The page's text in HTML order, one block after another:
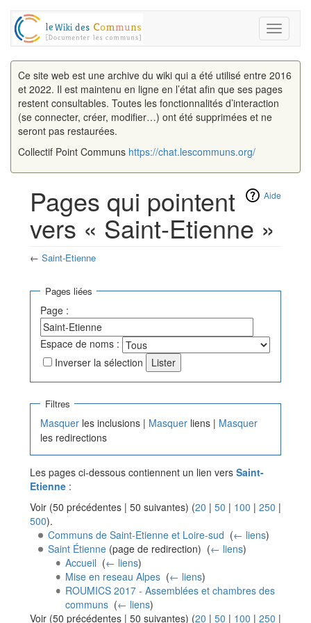
Toggle
Ce site web est une archive du wiki qui a été utilisé entre 2016
et 2022. Il est maintenu en ligne en l’état afin que ses pages
restent consultables. Toutes les fonctionnalités d’interaction
(se connecter, créer, modifier…) ont été supprimées et ne
seront pas restaurées.
Collectif Point Communs https://chat.lescommuns.org/
Aide
Pages qui pointent
vers « Saint-Etienne »
← Saint-Etienne
Pages liées
Page :
Espace de noms :
Inverser la sélection
Filtres
Masquer les inclusions | Masquer liens | Masquer
les redirections
Les pages ci-dessous contiennent un lien vers Saint-
Etienne :
Voir (50 précédentes | 50 suivantes) (20 | 50 | 100 | 250 |
500).
Communs de Saint-Etienne et Loire-sud (← liens)
Saint Étienne(page de redirection) ‎ (← liens)
Accueil (← liens)
Mise en reseau Alpes (← liens)
ROUMICS 2017 - Assemblées et chambres des
communs (← liens)
Voir (50 précédentes | 50 suivantes) (20 | 50 | 100 | 250 |